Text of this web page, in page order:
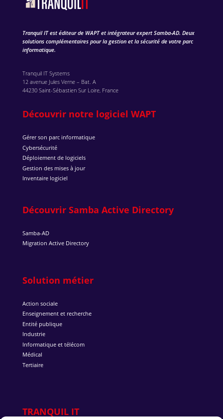
Tranquil IT est éditeur de WAPT et intégrateur expert Samba-AD. Deux
solutions complémentaires pour la gestion et la sécurité de votre parc
informatique.
Tranquil IT Systems
12 avenue Jules Verne – Bat. A
44230 Saint-Sébastien Sur Loire, France
Découvrir notre logiciel WAPT
Gérer son parc informatique
Cybersécurité
Déploiement de logiciels
Gestion des mises à jour
Inventaire logiciel
Découvrir Samba Active Directory
Samba-AD
Migration Active Directory
Solution métier
Action sociale
Enseignement et recherche
Entité publique
Industrie
Informatique et télécom
Médical
Tertiaire
TRANQUIL IT